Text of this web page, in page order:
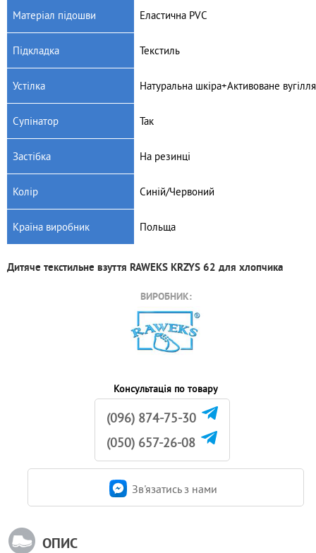
Raweks Kaja 18
380грн.
Матеріал підошви Еластична PVC
Підкладка Текстиль
Устілка Натуральна шкіра+Активоване вугілля
Супінатор Так
Застібка На резинці
Колір Синій/Червоний
Країна виробник Польща
Дитяче текстильне взуття RAWEKS KRZYS 62 для хлопчика
ВИРОБНИК:
Консультація по товару
(096) 874-75-30
(050) 657-26-08
Зв'язатись з нами
ОПИС